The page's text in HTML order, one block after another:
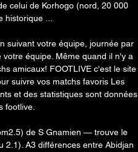
celui de Korhogo (nord, 20 000
...
suivant votre équipe, journée par
équipe. Même quand il n'y a
amicaux! FOOTLIVE c'est le site
suivre vos matchs favoris Les
et des statistiques sont données
footlive.
de S Gnamien — trouve le
2.1). A3 différences entre Abidjan